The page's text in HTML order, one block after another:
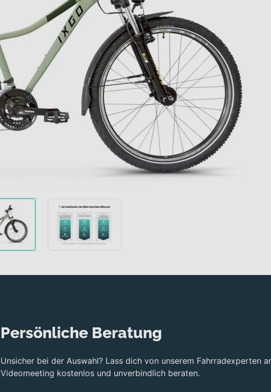
Persönliche Beratung
Unsicher bei der Auswahl? Lass dich von unserem Fahrradexperten
Videomeeting kostenlos und unverbindlich beraten.